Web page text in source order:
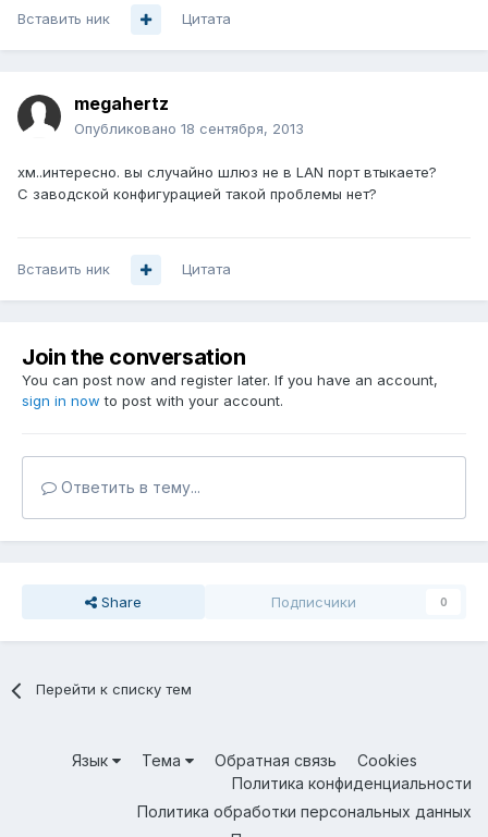
Вставить ник Цитата
megahertz
Опубликовано 18 сентября, 2013
хм..интересно. вы случайно шлюз не в LAN порт втыкаете?
С заводской конфигурацией такой проблемы нет?
Вставить ник Цитата
Join the conversation
You can post now and register later. If you have an account,
sign in now to post with your account.
Ответить в тему...
Share Подписчики 0
Перейти к списку тем
Язык Тема Обратная связь
Cookies
Политика конфиденциальности
Политика обработки персональных данных